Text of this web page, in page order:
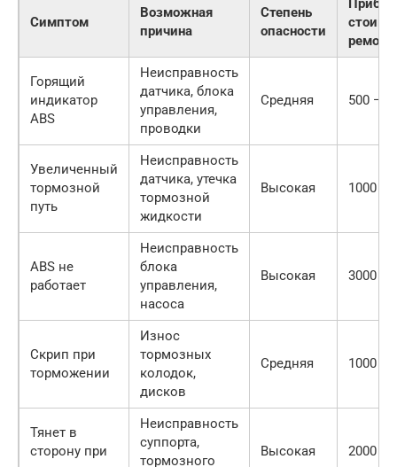
Симптом
Возможная
причина
Степень
опасности
Горящий
индикатор
ABS
Неисправность
датчика, блока
управления,
проводки
Средняя 500 —
Увеличенный
тормозной
путь
Неисправность
датчика, утечка
тормозной
жидкости
Высокая 1000 —
ABS не
работает
Неисправность
блока
управления,
насоса
Высокая 3000 —
Скрип при
торможении
Износ
тормозных
колодок,
дисков
Средняя 1000 —
Тянет в
сторону при
Неисправность
суппорта,
тормозного
Высокая 2000 —